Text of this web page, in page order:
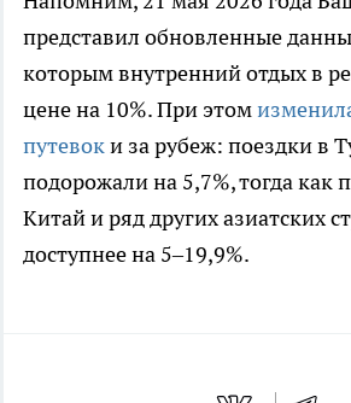
представил обновленные
которым внутренний отдых в
цене на 10%. При этом
путевоки за рубеж: поездки в
подорожали на 5,7%, тогда как
Китай и ряд других азиатских
доступнее на 5–19,9%.